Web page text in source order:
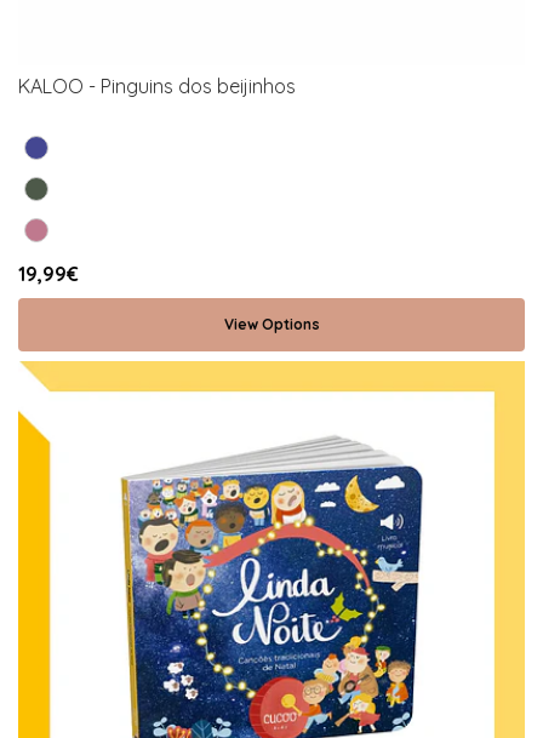
KALOO - Pinguins dos beijinhos
19,99€
View Options